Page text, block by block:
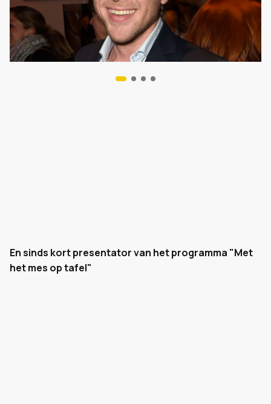
En sinds kort presentator van het programma "Met
het mes op tafel"